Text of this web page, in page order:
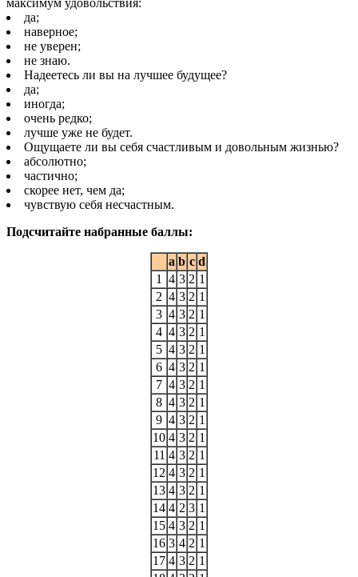
да;
наверное;
не уверен;
не знаю.
Надеетесь ли вы на лучшее будущее?
да;
иногда;
очень редко;
лучше уже не будет.
Ощущаете ли вы себя счастливым и довольным жизнью?
абсолютно;
частично;
скорее нет, чем да;
чувствую себя несчастным.
Подсчитайте набранные баллы:
a b c d
1
4 3 2 1
2 4 3 2 1
3 4 3 2 1
4 4 3 2 1
5 4 3 2 1
6 4 3 2 1
7 4 3 2 1
8 4 3 2 1
9 4 3 2 1
10 4 3 2 1
11 4 3 2 1
12 4 3 2 1
13 4 3 2 1
14 4 2 3 1
15 4 3 2 1
16 3 4 2 1
17 4 3 2 1